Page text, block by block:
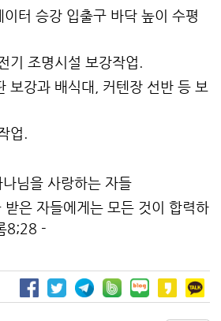
터 승강 입출구 바닥 높이 수평
기 조명시설 보강작업.
보강과 배식대, 커텐장 선반 등 보
업.
님을 사랑하는 자들
은 자들에게는 모든 것이 합력하
8;28 -